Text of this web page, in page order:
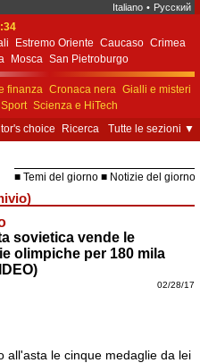
Italiano • Русский
Estremo Oriente Caucaso Crimea
Mosca San Pietroburgo
Simferopol
Sebastopoli
finanza Cronaca nera Gialli e misteri
Sport Scienza e HiTech
Unione Europea
choice Ricerca Tutte le sezioni ▼
Temi del giorno Notizie del giorno
sovietica vende le
olimpiche per 180 mila
02/28/17
all'asta le cinque medaglie da lei